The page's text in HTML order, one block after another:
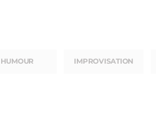
HUMOUR IMPROVISATION